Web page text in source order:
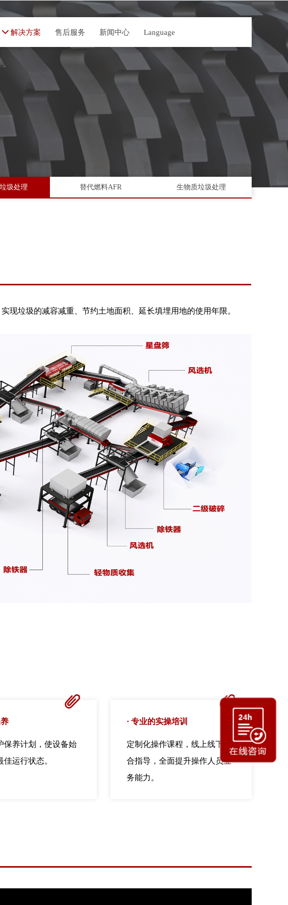
넵 解决方案 售后服务 新闻中心 Language
圾处理 替代燃料AFR 生物质垃圾处理
保养计划，使设备始
佳运行状态。
ꁨ
· 专业的实操培训
定制化操作课程，线上线下综
合指导，全面提升操作人员业
务能力。
ꁨ
现垃圾的减容减重、节约土地面积、延长填埋用地的使用年限。